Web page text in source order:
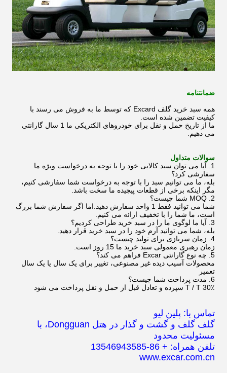
ضمانتنامه
همه سبد خرید گلف Excard که توسط ما به فروش می رسند با
کیفیت تضمین شده است.
ما از تاریخ حمل و نقل برای خودروهای الکتریکی ما 1 سال گارانتی
می دهیم.
سوالات متداول
1. آیا می توان سبد کالایی خود را با توجه به درخواست ویژه ما
سفارشی کرد؟
بله، ما می توانیم سبد را با توجه به درخواست شما سفارشی کنیم،
مگر اینکه برخی از قطعات پیچیده ما سخت باشد.
2. MOQ شما چیست؟
شما می توانید فقط 1 واحد سفارش دهید.اما اگر سفارش شما بزرگ
است، ما شما را با تخفیف ارائه می کنیم.
3. آیا ما لوگوی ما را در سبد خرید طراحی کردیم؟
بله، شما می توانید آرم خود را در سبد خرید قرار دهید.
4. زمان سربازی برای تولید چیست؟
زمان رهبری معمولی سبد خرید ما 15 روز است.
5. چه نوع گارانتی Excar فراهم می کند؟
محصولات آسیب دیده غیر مصنوعی، تغییر برای یک سال یا یک سال
تعمیر
6. مدت پرداخت شما چیست؟
T / T 30٪ سپرده و تعادل قبل از حمل و نقل پرداخت می شود
تماس با: پلین لیو
گلف گلف و گشت و گذار در هتل Dongguan، با
مسئولیت محدود
تلفن همراه: + 86-13546943585
www.excar.com.cn